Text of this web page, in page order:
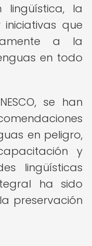
lingüística, la
iniciativas que
a la
en todo
se han
en peligro,
y
lingüísticas
ha sido
preservación